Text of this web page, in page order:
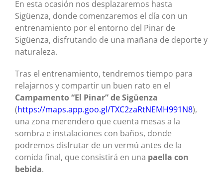
En esta ocasión nos desplazaremos hasta
Sigüenza, donde comenzaremos el día con un
entrenamiento por el entorno del Pinar de
Sigüenza, disfrutando de una mañana de deporte y
naturaleza.
Tras el entrenamiento, tendremos tiempo para
relajarnos y compartir un buen rato en el
Campamento “El Pinar” de Sigüenza
(https://maps.app.goo.gl/TXC2zaRtNEMH991N8),
una zona merendero que cuenta mesas a la
sombra e instalaciones con baños, donde
podremos disfrutar de un vermú antes de la
comida final, que consistirá en una paella con
bebida.